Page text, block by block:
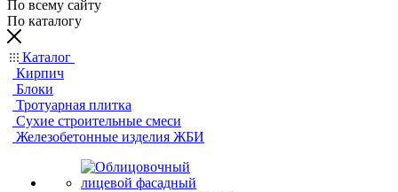
По всему сайту
По каталогу
Каталог
Кирпич
Блоки
Тротуарная плитка
Сухие строительные смеси
Железобетонные изделия ЖБИ